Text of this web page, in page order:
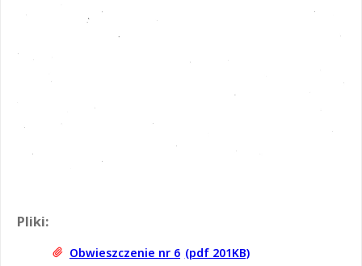
Pliki:
Obwieszczenie nr 6 (pdf 201KB)